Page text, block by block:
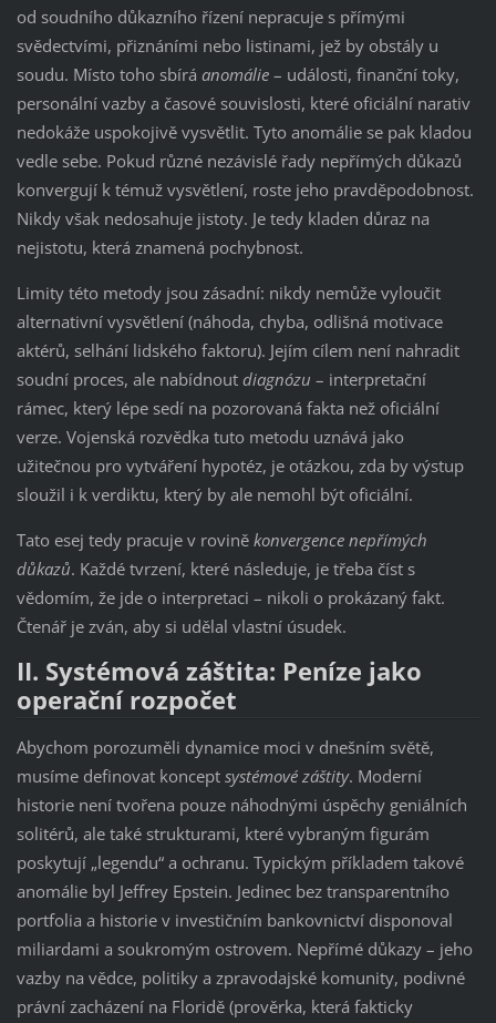
od soudního důkazního řízení nepracuje s přímými
svědectvími, přiznáními nebo listinami, jež by obstály u
soudu. Místo toho sbírá anomálie– události, finanční toky,
personální vazby a časové souvislosti, které oficiální narativ
nedokáže uspokojivě vysvětlit. Tyto anomálie se pak kladou
vedle sebe. Pokud různé nezávislé řady nepřímých důkazů
konvergují k témuž vysvětlení, roste jeho pravděpodobnost.
Nikdy však nedosahuje jistoty. Je tedy kladen důraz na
nejistotu, která znamená pochybnost.
Limity této metody jsou zásadní: nikdy nemůže vyloučit
alternativní vysvětlení (náhoda, chyba, odlišná motivace
aktérů, selhání lidského faktoru). Jejím cílem není nahradit
soudní proces, ale nabídnout diagnózu – interpretační
rámec, který lépe sedí na pozorovaná fakta než oficiální
verze. Vojenská rozvědka tuto metodu uznává jako
užitečnou pro vytváření hypotéz, je otázkou, zda by výstup
sloužil i k verdiktu, který by ale nemohl být oficiální.
Tato esej tedy pracuje v rovině konvergence nepřímých
důkazů. Každé tvrzení, které následuje, je třeba číst s
vědomím, že jde o interpretaci – nikoli o prokázaný fakt.
Čtenář je zván, aby si udělal vlastní úsudek.
II. Systémová záštita: Peníze jako
operační rozpočet
Abychom porozuměli dynamice moci v dnešním světě,
musíme definovat koncept systémové záštity. Moderní
historie není tvořena pouze náhodnými úspěchy geniálních
solitérů, ale také strukturami, které vybraným figurám
poskytují „legendu“ a ochranu. Typickým příkladem takové
anomálie byl Jeffrey Epstein. Jedinec bez transparentního
portfolia a historie v investičním bankovnictví disponoval
miliardami a soukromým ostrovem. Nepřímé důkazy – jeho
vazby na vědce, politiky a zpravodajské komunity, podivné
právní zacházení na Floridě (prověrka, která fakticky